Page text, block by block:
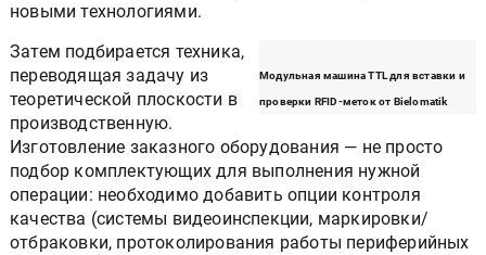
новыми технологиями.
Модульная машина TTL для вставки и
проверки RFID-меток от Bielomatik
Затем подбирается техника,
переводящая задачу из
теоретической плоскости в
производственную.
Изготовление заказного оборудования — не просто
подбор комплектующих для выполнения нужной
операции: необходимо добавить опции контроля
качества (системы видеоинспекции, маркировки/
отбраковки, протоколирования работы периферийных